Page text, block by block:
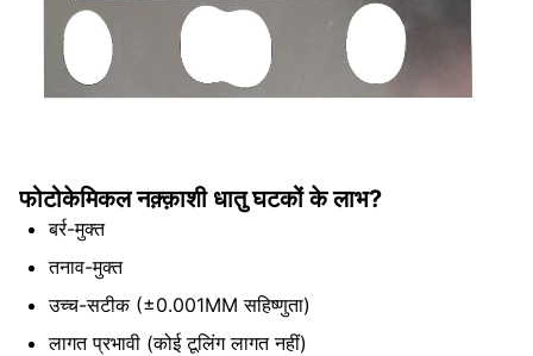
फोटोकेमिकल नक़्क़ाशी धातु घटकों के लाभ?
बर्र-मुक्त
तनाव-मुक्त
उच्च-सटीक (±0.001MM सहिष्णुता)
लागत प्रभावी (कोई टूलिंग लागत नहीं)